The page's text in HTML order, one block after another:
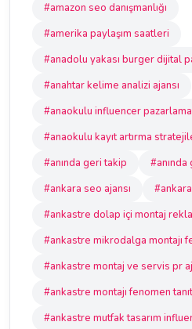
#amazon seo danışmanlığı
#amerika paylaşım saatleri
#anadolu yakası burger dijital
#anahtar kelime analizi ajansı
#anaokulu influencer pazarlama
#anaokulu kayıt artırma
#anında geri takip
#anında
#ankara seo ajansı
#ankastre dolap içi montaj
#ankastre mikrodalga montajı
#ankastre montaj ve servis pr
#ankastre montajı fenomen
#ankastre mutfak tasarım